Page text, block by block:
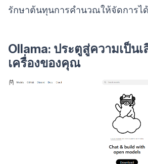
รักษาต้นทุนการคำนวณให้จัดการไ
Ollama: ประตูสู่ความเป็น
เครื่องของคุณ